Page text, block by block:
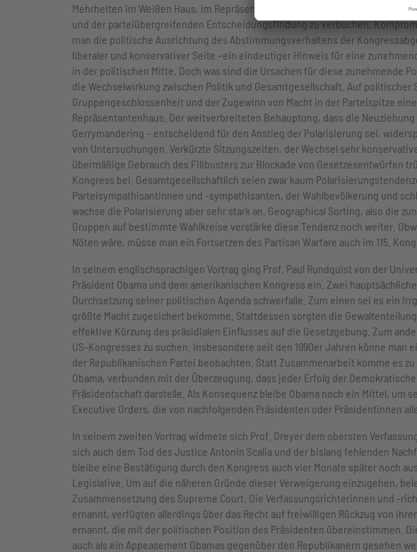
Mehrheiten im Weißen Haus, im Repräsentantenhaus und im Senat seit 2011.
und der parteiübergreifenden Entscheidungsfindung zu verbuchen.
man die politische Ausrichtung des Abstimmungsverhaltens der
liberaler und konservativer Seite –ein eindeutiger Hinweis für eine
in der politischen Mitte. Doch was sind die Ursachen für diese zunehmende
die Wechselwirkung zwischen Politik und Gesamtgesellschaft. Auf
Gruppengeschlossenheit und der Zugewinn von Macht in der Parteispitze
Repräsentantenhaus. Der weitverbreiteten Behauptung, dass die
Gerrymandering – entscheidend für den Anstieg der Polarisierung sei,
von Untersuchungen. Verkürzte Sitzungszeiten, der Wechsel sehr
übermäßige Gebrauch des Filibusters zur Blockade von Gesetzesentwürfen
Kongress bei. Gesamtgesellschaftlich seien zwar kaum
Parteisympathisantinnen und -sympathisanten, der Wahlbevölkerung und
wachse die Polarisierung aber sehr stark an. Geographical Sorting, also die
Gruppen auf bestimmte Wahlkreise verstärke diese Tendenz noch weiter.
Nöten wäre, müsse man ein Fortsetzen des Partisan Warfare auch im 115.
In seinem englischsprachigen Vortrag ging Prof. Paul Rundquist von der
Präsident Obama und dem amerikanischen Kongress ein. Zwei
Durchsetzung seiner politischen Agenda schwerfalle. Zum einen sei es ein
größte Macht zugesichert bekomme. Stattdessen sorgten die
effektive Kürzung des präsidialen Einflusses auf die Gesetzgebung. Zum
US-Kongresses zu suchen. Insbesondere seit den 1990er Jahren könne man
der Republikanischen Partei beobachten. Statt Zusammenarbeit komme es
Obama, verbunden mit der Überzeugung, dass jeder Erfolg der
Präsidentschaft darstelle. Als Konsequenz bleibe Obama noch ein Mittel, um
Executive Orders, die von nachfolgenden Präsidenten oder Präsidentinnen
In seinem zweiten Vortrag widmete sich Prof. Dreyer dem obersten
sich auch dem Tod des Justice Antonin Scalia und der bislang fehlenden
bleibe eine Bestätigung durch den Kongress auch vier Monate später noch
Legislative. Um auf die näheren Gründe dieser Verweigerung einzugehen,
Zusammensetzung des Supreme Court. Die Verfassungsrichterinnen und -
ernannt, verfügten allerdings über das Recht auf freiwilligen Rückzug von
ernannt, die mit der politischen Position des Präsidenten übereinstimmen.
auch als ein Appeasement Obamas gegenüber den Republikanern gesehen